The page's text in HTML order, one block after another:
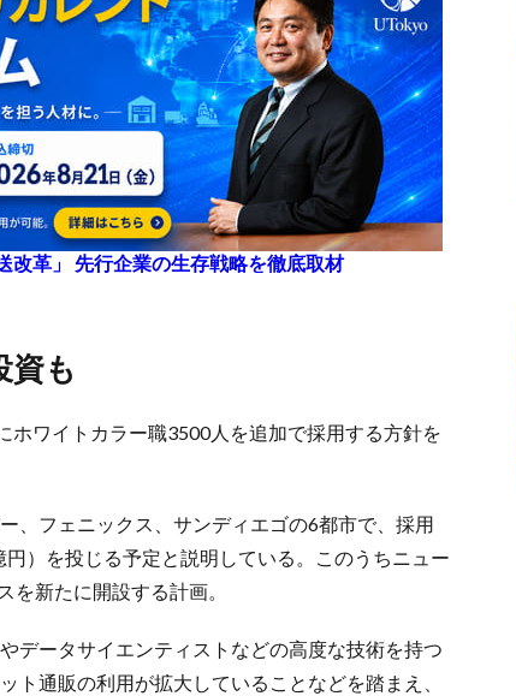
改革」 先行企業の生存戦略を徹底取材
資も
ワイトカラー職3500人を追加で採用する方針を
、フェニックス、サンディエゴの6都市で、採用
）を投じる予定と説明している。このうちニュー
新たに開設する計画。
データサイエンティストなどの高度な技術を持つ
ト通販の利用が拡大していることなどを踏まえ、